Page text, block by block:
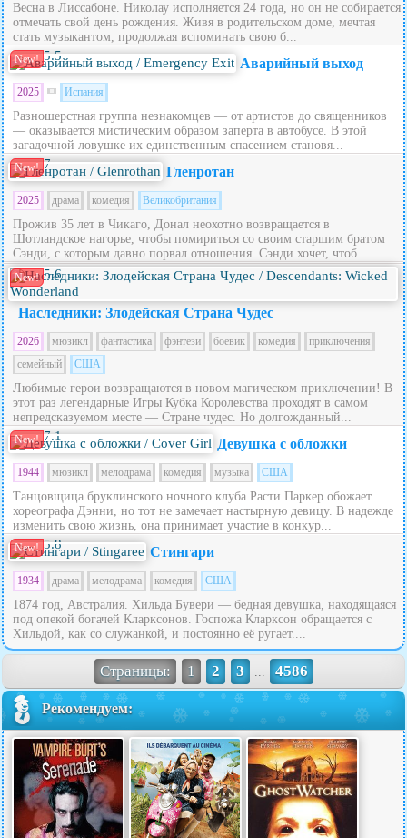
Весна в Лиссабоне. Николау исполняется 24 года, но он не собирается
отмечать свой день рождения. Живя в родительском доме, мечтая
стать музыкантом, продолжая вспоминать свою б...
New! 5.5 Аварийный выход
2025 Испания
Разношерстная группа незнакомцев — от артистов до священников
— оказывается мистическим образом заперта в автобусе. В этой
загадочной ловушке их единственным спасением становя...
New! 7 Гленротан
2025 драма комедия Великобритания
Прожив 35 лет в Чикаго, Донал неохотно возвращается в
Шотландское нагорье, чтобы помириться со своим старшим братом
Сэнди, с которым давно порвал отношения. Сэнди хочет, чтоб...
New! 5.6
Наследники: Злодейская Страна Чудес
2026 мюзикл фантастика фэнтези боевик комедия
приключения
семейный
США
Любимые герои возвращаются в новом магическом приключении! В
этот раз легендарные Игры Кубка Королевства проходят в самом
непредсказуемом месте — Стране чудес. Но долгожданный...
New! 7.1 Девушка с обложки
1944 мюзикл мелодрама комедия музыка США
Танцовщица бруклинского ночного клуба Расти Паркер обожает
хореографа Дэнни, но тот не замечает настырную девицу. В надежде
изменить свою жизнь, она принимает участие в конкур...
New! 5.8 Стингари
1934 драма мелодрама комедия США
1874 год, Австралия. Хильда Бувери — бедная девушка, находящаяся
под опекой богачей Кларксонов. Госпожа Кларксон обращается с
Хильдой, как со служанкой, и постоянно её ругает....
Страницы: 1 2 3 ... 4586
Рекомендуем: